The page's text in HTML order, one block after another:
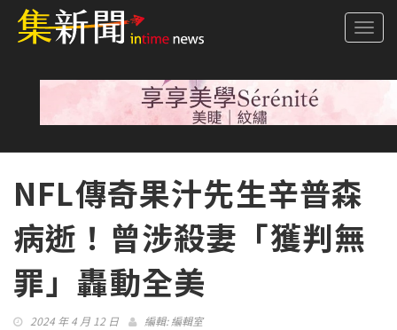
NFL傳奇果汁先生辛普森
病逝！曾涉殺妻「獲判無
罪」轟動全美
2024 年 4 月 12 日 編輯:編輯室